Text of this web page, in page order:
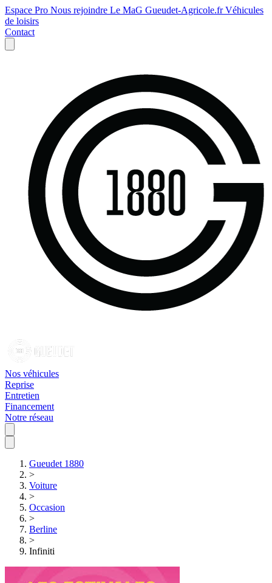
Espace Pro Nous rejoindre Le MaG Gueudet-Agricole.frVéhicules
de loisirs
Contact
Nos véhicules
Reprise
Entretien
Financement
Notre réseau
Gueudet 1880
>
Voiture
>
Occasion
>
Berline
>
Infiniti